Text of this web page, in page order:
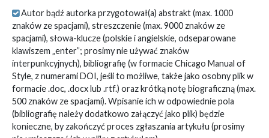
Autor bądź autorka przygotował(a) abstrakt (max. 1000
znaków ze spacjami), streszczenie (max. 9000 znaków ze
spacjami), słowa-klucze (polskie i angielskie, odseparowane
klawiszem „enter”; prosimy nie używać znaków
interpunkcyjnych), bibliografię (w formacie Chicago Manual of
Style, z numerami DOI, jeśli to możliwe, także jako osobny plik w
formacie .doc, .docx lub .rtf.) oraz krótką notę biograficzną (max.
500 znaków ze spacjami). Wpisanie ich w odpowiednie pola
(bibliografię należy dodatkowo załączyć jako plik) będzie
konieczne, by zakończyć proces zgłaszania artykułu (prosimy